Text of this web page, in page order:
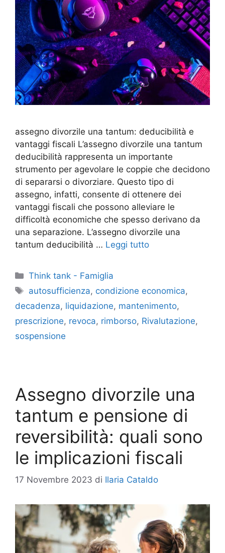
assegno divorzile una tantum: deducibilità e
vantaggi fiscali L’assegno divorzile una tantum
deducibilità rappresenta un importante
strumento per agevolare le coppie che decidono
di separarsi o divorziare. Questo tipo di
assegno, infatti, consente di ottenere dei
vantaggi fiscali che possono alleviare le
difficoltà economiche che spesso derivano da
una separazione. L’assegno divorzile una
tantum deducibilità … Leggi tutto
Categorie
Think tank - Famiglia
Tag
autosufficienza, condizione economica,
decadenza, liquidazione, mantenimento,
prescrizione, revoca, rimborso, Rivalutazione,
sospensione
Assegno divorzile una
tantum e pensione di
reversibilità: quali sono
le implicazioni fiscali
17 Novembre 2023 di Ilaria Cataldo